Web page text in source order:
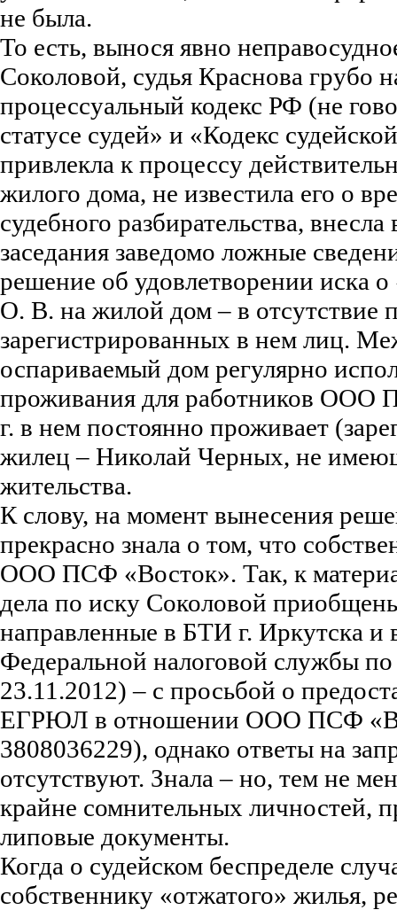
не была.
То есть, вынося явно
Соколовой, судья Краснова грубо
процессуальный кодекс РФ (не
статусе судей» и «Кодекс
привлекла к процессу
жилого дома, не известила его о
судебного разбирательства,
заседания заведомо ложные
решение об удовлетворении иска
О. В. на жилой дом – в
зарегистрированных в нем лиц.
оспариваемый дом регулярно
проживания для работников ООО
г. в нем постоянно проживает
жилец – Николай Черных, не
жительства.
К слову, на момент вынесения
прекрасно знала о том, что
ООО ПСФ «Восток». Так, к
дела по иску Соколовой
направленные в БТИ г. Иркутска и
Федеральной налоговой службы
23.11.2012) – с просьбой о
ЕГРЮЛ в отношении ООО ПСФ
3808036229), однако ответы на
отсутствуют. Знала – но, тем не
крайне сомнительных личностей,
липовые документы.
Когда о судейском беспределе
собственнику «отжатого» жилья,